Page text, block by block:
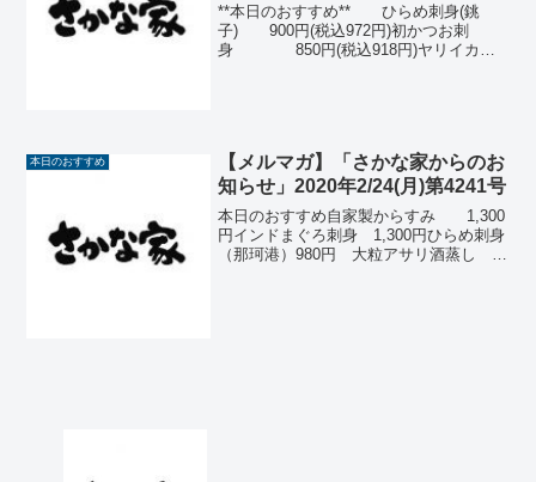
**本日のおすすめ** ひらめ刺身(銚
子) 900円(税込972円)初かつお刺
身 850円(税込918円)ヤリイカ刺
本日のおすすめ
【メルマガ】「さかな家からのお
知らせ」2020年2/24(月)第4241号
本日のおすすめ自家製からすみ 1,300
円インドまぐろ刺身 1,300円ひらめ刺身
（那珂港）980円 大粒アサリ酒蒸し